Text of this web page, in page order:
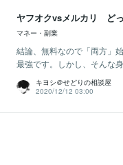
ヤフオクvsメルカリ ど
マネー・副業
結論、無料なので「両方」
最強です。しかし、そんな
キヨシ＠せどりの相談屋
2020/12/12 03:00